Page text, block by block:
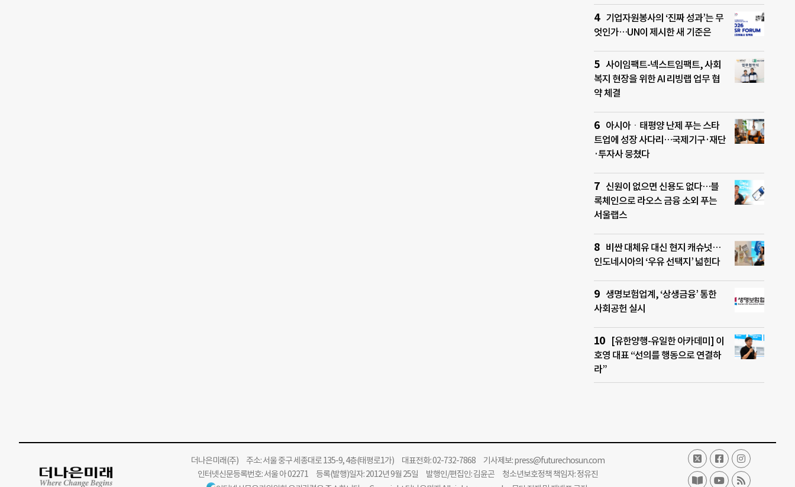
기업자원봉사의 ‘진짜 성과’는 무
엇인가…UN이 제시한 새 기준은
사이임팩트-넥스트임팩트, 사회
복지 현장을 위한 AI 리빙랩 업무 협
약 체결
아시아ㆍ태평양 난제 푸는 스타
트업에 성장 사다리…국제기구·재단
·투자사 뭉쳤다
신원이 없으면 신용도 없다…블
록체인으로 라오스 금융 소외 푸는
서울랩스
비싼 대체유 대신 현지 캐슈넛…
인도네시아의 ‘우유 선택지’ 넓힌다
생명보험업계, ‘상생금융’ 통한
사회공헌 실시
[유한양행-유일한 아카데미] 이
호영 대표 “선의를 행동으로 연결하
라”
더나은미래(주)주소: 서울 중구 세종대로 135-9, 4층(태평로1가) 대표전화: 02-732-7868 기사제보:press@futurechosun.com
인터넷신문등록번호: 서울 아 02271 등록(발행)일자: 2012년 9월 25일 발행인/편집인: 김윤곤 청소년보호정책 책임자: 정유진